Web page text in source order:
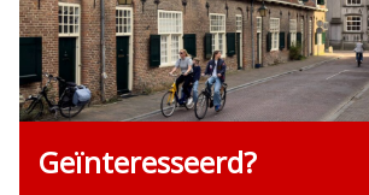
Geïnteresseerd?